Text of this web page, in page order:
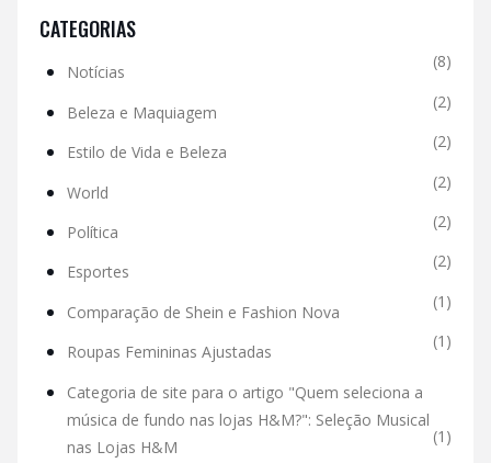
CATEGORIAS
Notícias
(8)
Beleza e Maquiagem
(2)
Estilo de Vida e Beleza
(2)
World
(2)
Política
(2)
Esportes
(2)
Comparação de Shein e Fashion Nova
(1)
Roupas Femininas Ajustadas
(1)
Categoria de site para o artigo "Quem seleciona a
música de fundo nas lojas H&M?": Seleção Musical
nas Lojas H&M
(1)